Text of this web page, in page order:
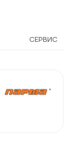
СЕРВИС